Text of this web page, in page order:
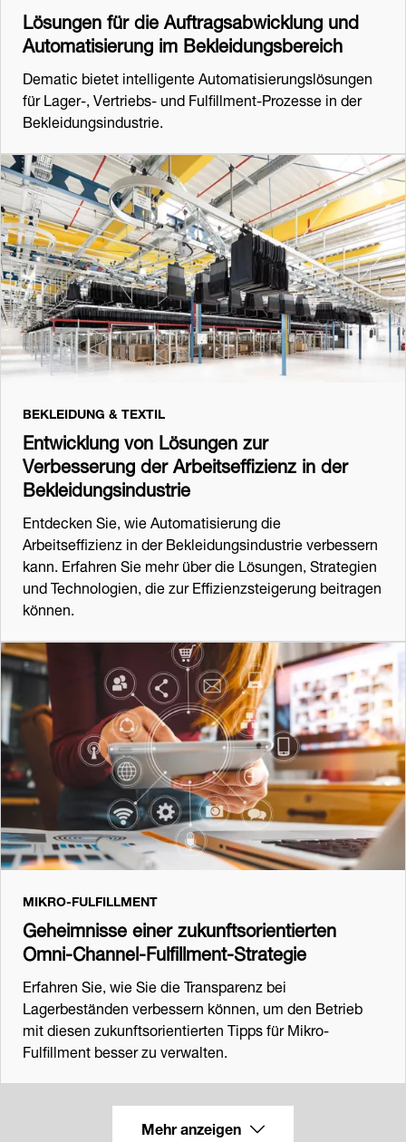
Lösungen für die Auftragsabwicklung und
Automatisierung im Bekleidungsbereich
Dematic bietet intelligente Automatisierungslösungen
für Lager-, Vertriebs- und Fulfillment-Prozesse in der
Bekleidungsindustrie.
BEKLEIDUNG & TEXTIL
Entwicklung von Lösungen zur
Verbesserung der Arbeitseffizienz in der
Bekleidungsindustrie
Entdecken Sie, wie Automatisierung die
Arbeitseffizienz in der Bekleidungsindustrie verbessern
kann. Erfahren Sie mehr über die Lösungen, Strategien
und Technologien, die zur Effizienzsteigerung beitragen
können.
MIKRO-FULFILLMENT
Geheimnisse einer zukunftsorientierten
Omni-Channel-Fulfillment-Strategie
Erfahren Sie, wie Sie die Transparenz bei
Lagerbeständen verbessern können, um den Betrieb
mit diesen zukunftsorientierten Tipps für Mikro-
Fulfillment besser zu verwalten.
Mehr anzeigen